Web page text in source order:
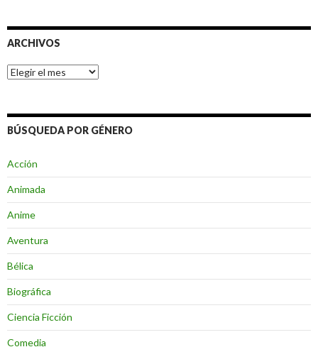
ARCHIVOS
Archivos
BÚSQUEDA POR GÉNERO
Acción
Animada
Anime
Aventura
Bélica
Biográfica
Ciencia Ficción
Comedia